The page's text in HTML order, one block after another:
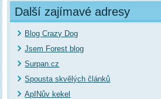
Další zajímavé adresy
Blog Crazy Dog
Jsem Forest blog
Surpan.cz
Spousta skvělých článků
ApINův kekel